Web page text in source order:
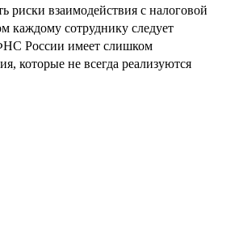
риски взаимодействия с налоговой
каждому сотруднику следует
России имеет слишком
которые не всегда реализуются